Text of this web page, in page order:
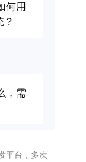
何用
？
，需
平台，多次